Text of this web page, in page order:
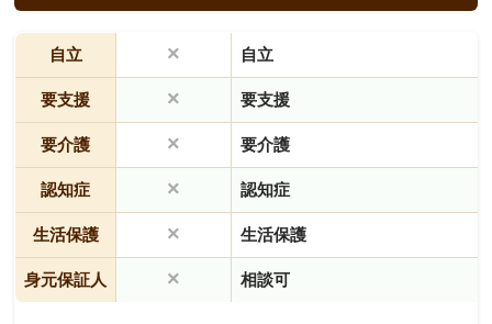
自立 × 自立
要支援 × 要支援
要介護 × 要介護
認知症 × 認知症
生活保護 × 生活保護
身元保証人 × 相談可